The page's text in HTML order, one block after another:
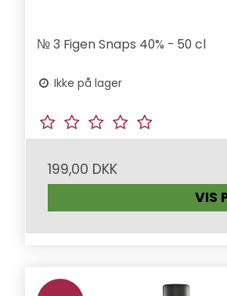
№ 3 Figen Snaps 40% - 50 cl
Ikke på lager
199,00 DKK
VIS